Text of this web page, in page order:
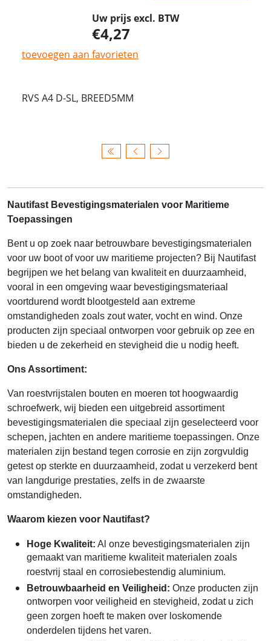
Uw prijs excl. BTW
4,27
toevoegen aan favorieten
RVS A4 D-SL, BREED5MM
Nautifast Bevestigingsmaterialen voor Maritieme
Toepassingen
Bent u op zoek naar betrouwbare bevestigingsmaterialen
voor uw boot of voor uw maritieme projecten? Bij Nautifast
begrijpen we het belang van kwaliteit en duurzaamheid,
vooral in een omgeving waar bevestigingsmateriaal
voortdurend wordt blootgesteld aan extreme
omstandigheden zoals zout water, vocht en wind. Onze
producten zijn speciaal ontworpen voor gebruik op zee en
bieden u de zekerheid en stevigheid die u nodig heeft.
Ons Assortiment:
Van roestvrijstalen bouten en moeren tot hoogwaardig
schroefwerk, wij bieden een uitgebreid assortiment
bevestigingsmaterialen die speciaal zijn geselecteerd voor
schepen, jachten en andere maritieme toepassingen. Onze
materialen zijn bestand tegen corrosie en zijn zorgvuldig
getest op sterkte en duurzaamheid, zodat u verzekerd bent
van langdurige prestaties, zelfs in de zwaarste
omstandigheden.
Waarom kiezen voor Nautifast?
Hoge Kwaliteit: Al onze bevestigingsmaterialen zijn
gemaakt van maritieme kwaliteit materialen zoals
roestvrij staal en corrosiebestendig aluminium.
Betrouwbaarheid en Veiligheid: Onze producten zijn
ontworpen voor veiligheid en stevigheid, zodat u zich
geen zorgen hoeft te maken over loskomende
onderdelen tijdens het varen.